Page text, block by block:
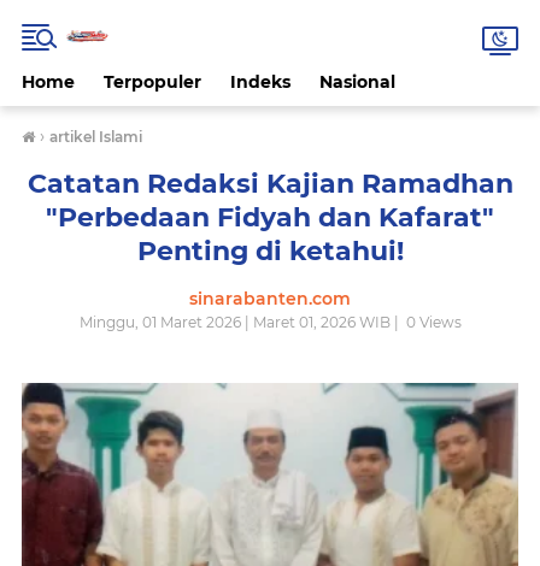
Home Terpopuler Indeks Nasional
› artikel Islami
Catatan Redaksi Kajian Ramadhan
"Perbedaan Fidyah dan Kafarat"
Penting di ketahui!
sinarabanten.com
Minggu, 01 Maret 2026 | Maret 01, 2026 WIB | 0Views